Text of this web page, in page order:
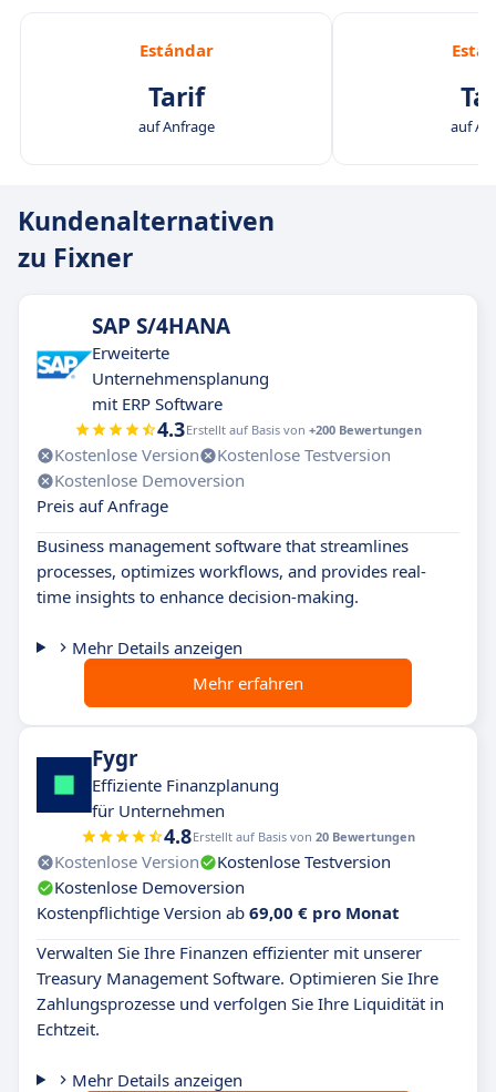
Estándar
Tarif
auf Anfrage auf
Kundenalternativen
zu Fixner
SAP S/4HANA
Erweiterte
Unternehmensplanung
mit ERP Software
4.3Erstellt auf Basis von +200 Bewertungen
Kostenlose Version
Kostenlose Testversion
Kostenlose Demoversion
Preis auf Anfrage
Business management software that streamlines
processes, optimizes workflows, and provides real-
time insights to enhance decision-making.
Mehr Details anzeigen
Mehr erfahren
Fygr
Effiziente Finanzplanung
für Unternehmen
4.8Erstellt auf Basis von 20 Bewertungen
Kostenlose Version
Kostenlose Testversion
Kostenlose Demoversion
Kostenpflichtige Version ab 69,00 € pro Monat
Verwalten Sie Ihre Finanzen effizienter mit unserer
Treasury Management Software. Optimieren Sie Ihre
Zahlungsprozesse und verfolgen Sie Ihre Liquidität in
Echtzeit.
Mehr Details anzeigen